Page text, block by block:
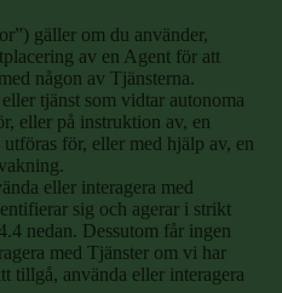
gäller om du använder,
av en Agent för att
någon av Tjänsterna.
tjänst som vidtar autonoma
eller på instruktion av, en
för, eller med hjälp av, en
eller interagera med
sig och agerar i strikt
nedan. Dessutom får ingen
med Tjänster om vi har
tillgå, använda eller interagera